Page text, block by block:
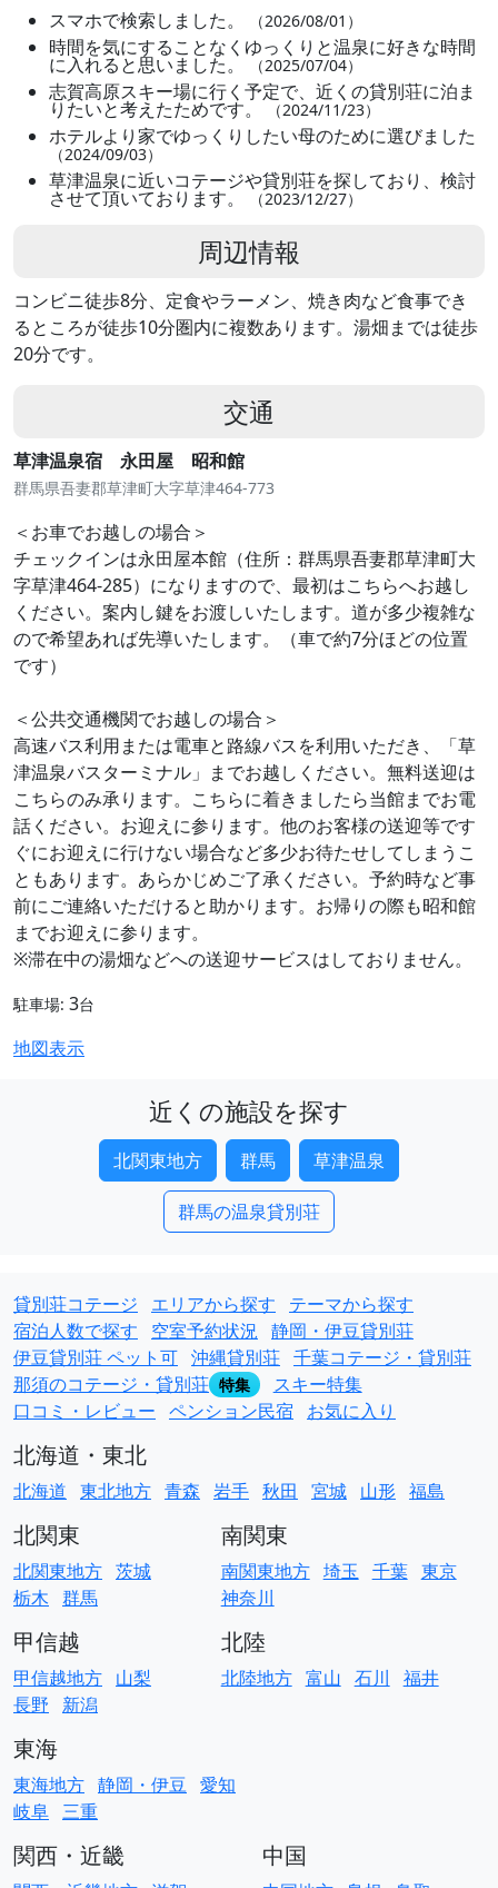
スマホで検索しました。 （2026/08/01）
時間を気にすることなくゆっくりと温泉に好きな時間
に入れると思いました。 （2025/07/04）
志賀高原スキー場に行く予定で、近くの貸別荘に泊ま
りたいと考えたためです。 （2024/11/23）
ホテルより家でゆっくりしたい母のために選びました
（2024/09/03）
草津温泉に近いコテージや貸別荘を探しており、検討
させて頂いております。 （2023/12/27）
周辺情報
コンビニ徒歩8分、定食やラーメン、焼き肉など食事でき
るところが徒歩10分圏内に複数あります。湯畑までは徒歩
20分です。
交通
草津温泉宿 永田屋 昭和館
群馬県吾妻郡草津町大字草津464-773
＜お車でお越しの場合＞
チェックインは永田屋本館（住所：群馬県吾妻郡草津町大
字草津464-285）になりますので、最初はこちらへお越し
ください。案内し鍵をお渡しいたします。道が多少複雑な
ので希望あれば先導いたします。（車で約7分ほどの位置
です）
＜公共交通機関でお越しの場合＞
高速バス利用または電車と路線バスを利用いただき、「草
津温泉バスターミナル」までお越しください。無料送迎は
こちらのみ承ります。こちらに着きましたら当館までお電
話ください。お迎えに参ります。他のお客様の送迎等です
ぐにお迎えに行けない場合など多少お待たせしてしまうこ
ともあります。あらかじめご了承ください。予約時など事
前にご連絡いただけると助かります。お帰りの際も昭和館
までお迎えに参ります。
※滞在中の湯畑などへの送迎サービスはしておりません。
駐車場: 3台
地図表示
近くの施設を探す
北関東地方 群馬 草津温泉
群馬の温泉貸別荘
貸別荘コテージ エリアから探す
テーマから探す
宿泊人数で探す
空室予約状況 静岡・伊豆貸別荘
伊豆貸別荘 ペット可 沖縄貸別荘 千葉コテージ・貸別荘
那須のコテージ・貸別荘 特集
スキー特集
口コミ・レビュー ペンション民宿 お気に入り
北海道・東北
北海道 東北地方 青森 岩手 秋田 宮城 山形 福島
北関東
北関東地方 茨城
栃木 群馬
南関東
南関東地方 埼玉 千葉 東京
神奈川
甲信越
甲信越地方 山梨
長野
新潟
北陸
北陸地方 富山 石川 福井
東海
東海地方 静岡・伊豆 愛知
岐阜 三重
関西・近畿 中国